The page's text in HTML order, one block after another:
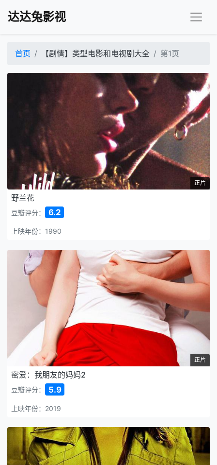
达达兔影视
首页 【剧情】类型电影和电视剧大全 第1页
正片
野兰花
豆瓣评分： 6.2
上映年份：1990
正片
密爱：我朋友的妈妈2
豆瓣评分： 5.9
上映年份：2019